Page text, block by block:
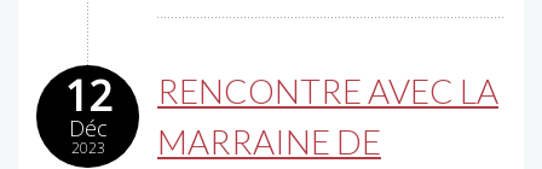
12
Déc
2023
RENCONTRE AVEC LA
MARRAINE DE